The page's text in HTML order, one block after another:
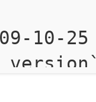
10-25